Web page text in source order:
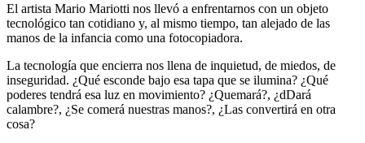
El artista Mario Mariotti nos llevó a enfrentarnos con un objeto
tecnológico tan cotidiano y, al mismo tiempo, tan alejado de las
manos de la infancia como una fotocopiadora.
La tecnología que encierra nos llena de inquietud, de miedos, de
inseguridad. ¿Qué esconde bajo esa tapa que se ilumina? ¿Qué
poderes tendrá esa luz en movimiento? ¿Quemará?, ¿dDará
calambre?, ¿Se comerá nuestras manos?, ¿Las convertirá en otra
cosa?